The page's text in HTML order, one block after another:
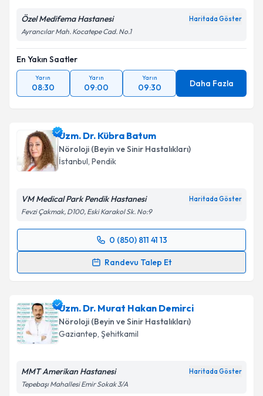
Özel Medifema Hastanesi Haritada Göster
Ayrancılar Mah. Kocatepe Cad. No.1
En Yakın Saatler
Yarın
08:30
Yarın
09:00
Yarın
09:30 Daha Fazla
Uzm. Dr. Kübra Batum
Nöroloji (Beyin ve Sinir Hastalıkları)
İstanbul, Pendik
VM Medical Park Pendik Hastanesi Haritada Göster
Fevzi Çakmak, D100, Eski Karakol Sk. No:9
0 (850) 811 41 13
Randevu Talep Et
Randevu Takvimi Talebi
takvim hazırlandığında e-posta ile bilgilendireceğiz.
E-posta Adresiniz
Kişisel verilerimin işlenmesine ilişkin
Uzm. Dr. Murat Hakan Demirci
Nöroloji (Beyin ve Sinir Hastalıkları)
Gaziantep, Şehitkamil
MMT Amerikan Hastanesi Haritada Göster
Tepebaşı Mahallesi Emir Sokak 3/A